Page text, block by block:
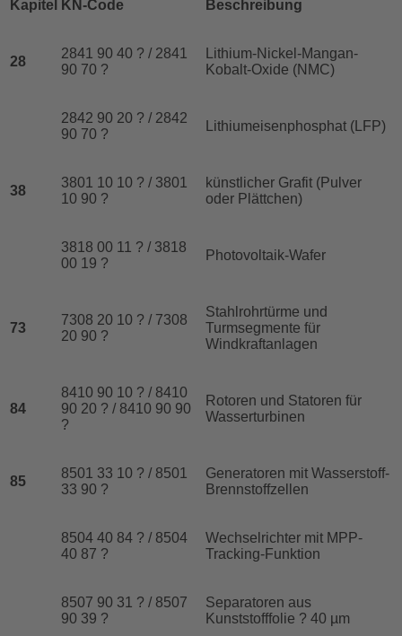
Kapitel KN-Code Beschreibung
28
2841 90 40 ? / 2841
90 70 ?
Lithium-Nickel-Mangan-
Kobalt-Oxide (NMC)
2842 90 20 ? / 2842
90 70 ?
Lithiumeisenphosphat (LFP)
38
3801 10 10 ? / 3801
10 90 ?
künstlicher Grafit (Pulver
oder Plättchen)
3818 00 11 ? / 3818
00 19 ?
Photovoltaik-Wafer
73
7308 20 10 ? / 7308
20 90 ?
Stahlrohrtürme und
Turmsegmente für
Windkraftanlagen
84
8410 90 10 ? / 8410
90 20 ? / 8410 90 90
?
Rotoren und Statoren für
Wasserturbinen
85
8501 33 10 ? / 8501
33 90 ?
Generatoren mit Wasserstoff-
Brennstoffzellen
8504 40 84 ? / 8504
40 87 ?
Wechselrichter mit MPP-
Tracking-Funktion
8507 90 31 ? / 8507
90 39 ?
Separatoren aus
Kunststofffolie ? 40 µm